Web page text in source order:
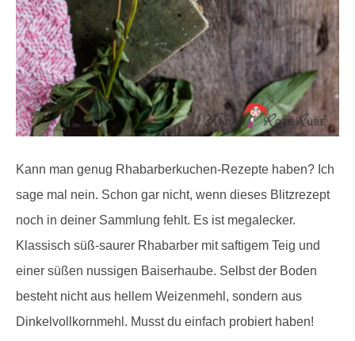
Kann man genug Rhabarberkuchen-Rezepte haben? Ich
sage mal nein. Schon gar nicht, wenn dieses Blitzrezept
noch in deiner Sammlung fehlt. Es ist megalecker.
Klassisch süß-saurer Rhabarber mit saftigem Teig und
einer süßen nussigen Baiserhaube. Selbst der Boden
besteht nicht aus hellem Weizenmehl, sondern aus
Dinkelvollkornmehl. Musst du einfach probiert haben!